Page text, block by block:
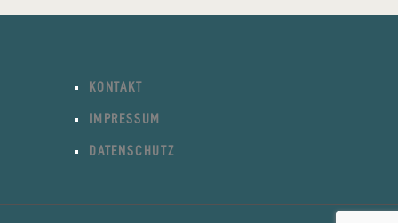
KONTAKT
IMPRESSUM
DATENSCHUTZ